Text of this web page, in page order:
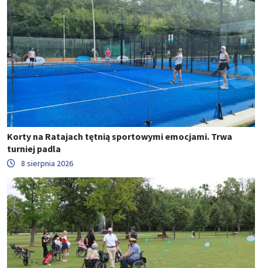
Korty na Ratajach tętnią sportowymi emocjami. Trwa
turniej padla
8 sierpnia 2026